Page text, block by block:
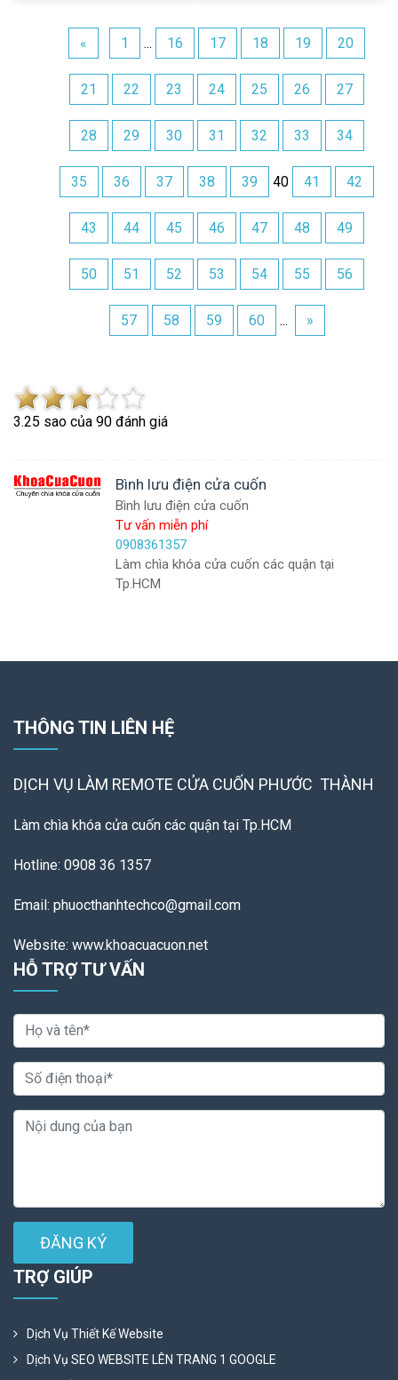
« 1 ... 16 17 18 19 20
21 22 23 24 25 26 27
28 29 30 31 32 33 34
35 36 37 38 39 40 41 42
43 44 45 46 47 48 49
50 51 52 53 54 55 56
57 58 59 60 ... »
3.25 sao của 90 đánh giá
Bình lưu điện cửa cuốn
Bình lưu điện cửa cuốn
Tư vấn miễn phí
0908361357
Làm chìa khóa cửa cuốn các quận tại
Tp.HCM
THÔNG TIN LIÊN HỆ
DỊCH VỤ LÀM REMOTE CỬA CUỐN PHƯỚC THÀNH
Làm chìa khóa cửa cuốn các quận tại Tp.HCM
Hotline: 0908 36 1357
Email: phuocthanhtechco@gmail.com
Website: www.khoacuacuon.net
HỖ TRỢ TƯ VẤN
ĐĂNG KÝ
TRỢ GIÚP
Dịch Vụ Thiết Kế Website
Dịch Vụ SEO WEBSITE LÊN TRANG 1 GOOGLE